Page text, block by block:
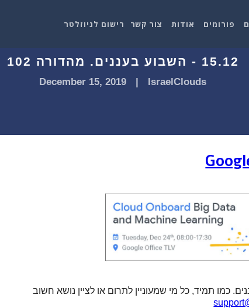
פורומים אודות צור קשר רישום לניוזלטר
15.12 - השבוע בעננים. מהדורה 102
IsraelClouds
|
December 15, 2019
כמו תמיד, כל מי שמעוניין לתרום או לציין נושא חשוב